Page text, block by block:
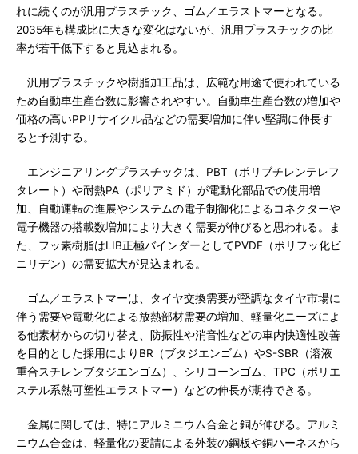
れに続くのが汎用プラスチック、ゴム／エラストマーとなる。
2035年も構成比に大きな変化はないが、汎用プラスチックの比
率が若干低下すると見込まれる。
汎用プラスチックや樹脂加工品は、広範な用途で使われている
ため自動車生産台数に影響されやすい。自動車生産台数の増加や
価格の高いPPリサイクル品などの需要増加に伴い堅調に伸長す
ると予測する。
エンジニアリングプラスチックは、PBT（ポリブチレンテレフ
タレート）や耐熱PA（ポリアミド）が電動化部品での使用増
加、自動運転の進展やシステムの電子制御化によるコネクターや
電子機器の搭載数増加により大きく需要が伸びると思われる。ま
た、フッ素樹脂はLIB正極バインダーとしてPVDF（ポリフッ化ビ
ニリデン）の需要拡大が見込まれる。
ゴム／エラストマーは、タイヤ交換需要が堅調なタイヤ市場に
伴う需要や電動化による放熱部材需要の増加、軽量化ニーズによ
る他素材からの切り替え、防振性や消音性などの車内快適性改善
を目的とした採用によりBR（ブタジエンゴム）やS-SBR（溶液
重合スチレンブタジエンゴム）、シリコーンゴム、TPC（ポリエ
ステル系熱可塑性エラストマー）などの伸長が期待できる。
金属に関しては、特にアルミニウム合金と銅が伸びる。アルミ
ニウム合金は、軽量化の要請による外装の鋼板や銅ハーネスから